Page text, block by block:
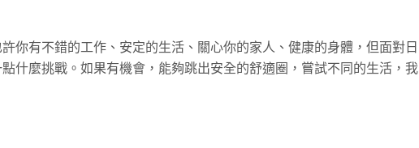
你有不錯的工作、安定的生活、關心你的家人、健康的身體，但面對日
什麼挑戰。如果有機會，能夠跳出安全的舒適圈，嘗試不同的生活，我